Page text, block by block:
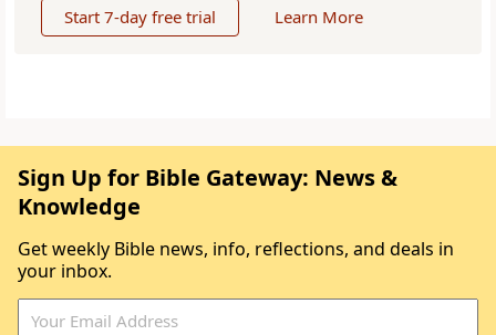
Start 7-day free trial Learn More
Sign Up for Bible Gateway: News &
Knowledge
Get weekly Bible news, info, reflections, and deals in
your inbox.